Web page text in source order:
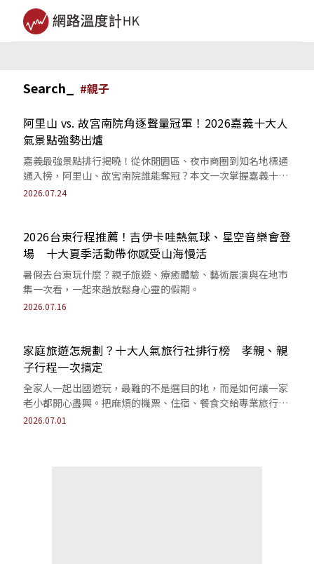
Search_ #親子
阿里山 vs. 故宮南院角逐聲量冠軍！2026嘉義十大人
氣景點強勢出爐
嘉義最強景點排行揭曉！從休閒園區、夜市商圈到知名地標通
通入榜，阿里山、故宮南院誰能奪冠？本文一次掌握嘉義十大
旅遊熱點。
2026.07.24
2026台東行程推薦！吉伊卡哇熱氣球、星空音樂會登
場 十大夏季活動帶你感受山海慢活
暑假去台東玩什麼？親子旅遊、療癒體驗、藝術展演與在地市
集一次看，一起來趟放鬆身心靈的假期。
2026.07.16
家庭旅遊怎規劃？十大人氣旅行社排行榜 孝親、親
子行程一次搞定
全家人一起出國遊玩，最難的不是選目的地，而是如何讓一家
老小都開心盡興。把麻煩的機票、住宿、餐食交給專業旅行社
安排，留下更多時間給重要的家人朋友吧！
2026.07.01